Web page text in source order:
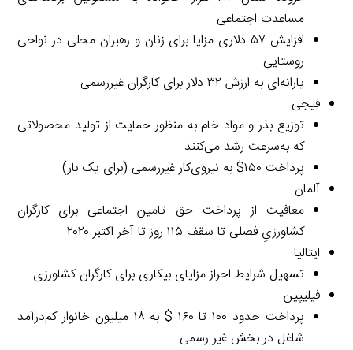
مساعدت اجتماعی
افزایش ۵۷ دلاری مزایا برای زنان و رهبران محلی در نواحی
روستایی
یارانه‌ای به ارزش ۳۲ دلار برای کارگران غیررسمی
فیجی
توزیع بذر و مواد خام به منظور حمایت از تولید محصولاتی
که به‌سرعت رشد می‌کنند
پرداخت ۱۵۰$ به نیروی‌کار غیررسمی (برای یک بار)
آلمان
معافیت از پرداخت حق تامین اجتماعی برای کارگران
کشاورزیِ فصلی تا سقف ۱۱۵ روز تا آخر اکتبر ۲۰۲۰
ایتالیا
تسهیل شرایط احراز مزایای بیکاری برای کارگران کشاورزی
فیلیپین
پرداخت حدود ۱۰۰ تا ۱۶۰ $ به ۱۸ میلیون خانوار کم‌درآمد
شاغل در بخش غیر رسمی